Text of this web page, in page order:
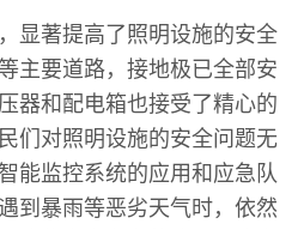
显著提高了照明设施的安全
主要道路，接地极已全部安
器和配电箱也接受了精心的
们对照明设施的安全问题无
能监控系统的应用和应急队
到暴雨等恶劣天气时，依然